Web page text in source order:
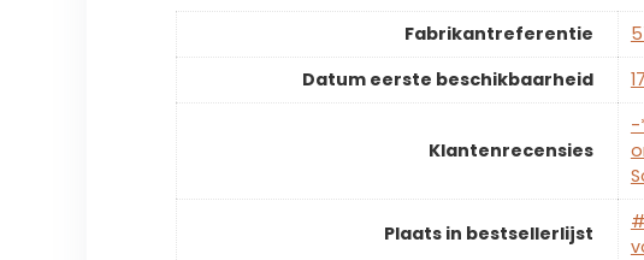
Fabrikantreferentie
Datum eerste beschikbaarheid
Klantenrecensies
-
Plaats in bestsellerlijst